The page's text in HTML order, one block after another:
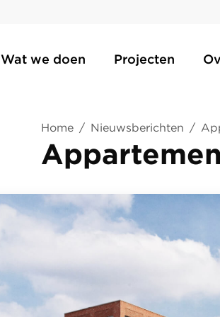
Wat we doen Projecten
Home / Nieuwsberichten /